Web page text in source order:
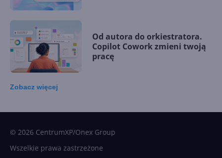
Od autora do orkiestratora.
Copilot Cowork zmieni twoją
pracę
Zobacz więcej
© 2026 CentrumXP/Onex Group
Wszelkie prawa zastrzeżone